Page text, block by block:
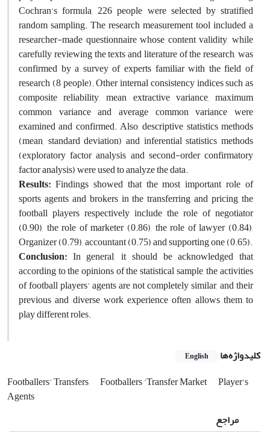
Cochran's formula, 226 people were selected by stratified
random sampling. The research measurement tool included a
researcher-made questionnaire whose content validity, while
carefully reviewing the texts and literature of the research, was
confirmed by a survey of experts familiar with the field of
research (8 people). Other internal consistency indices such as
composite reliability, mean extractive variance, maximum
common variance and average common variance were
examined and confirmed. Also, descriptive statistics methods
(mean, standard deviation) and inferential statistics methods
(exploratory factor analysis and second-order confirmatory
factor analysis) were used to analyze the data.
Results: Findings showed that the most important role of
sports agents and brokers in the transferring and pricing the
football players respectively include the role of negotiator
(0.90), the role of marketer (0.86), the role of lawyer (0.84),
Organizer (0.79), accountant (0.75) and supporting one (0.65).
Conclusion: In general, it should be acknowledged that
according to the opinions of the statistical sample, the activities
of football players' agents are not completely similar, and their
previous and diverse work experience often allows them to
play different roles.
کلیدواژه‌ها English
Footballers' Transfers Footballers 'Transfer Market Player's
Agents
مراجع